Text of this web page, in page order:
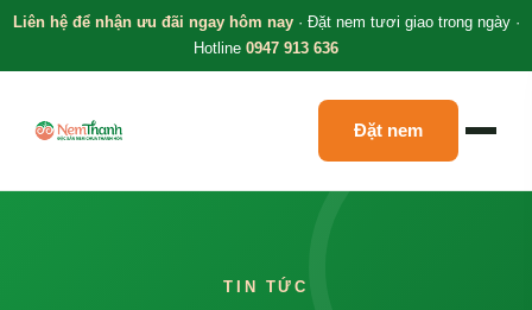
Liên hệ để nhận ưu đãi ngay hôm nay· Đặt nem tươi giao trong ngày ·
Hotline 0947 913 636
Đặt nem
TIN TỨC